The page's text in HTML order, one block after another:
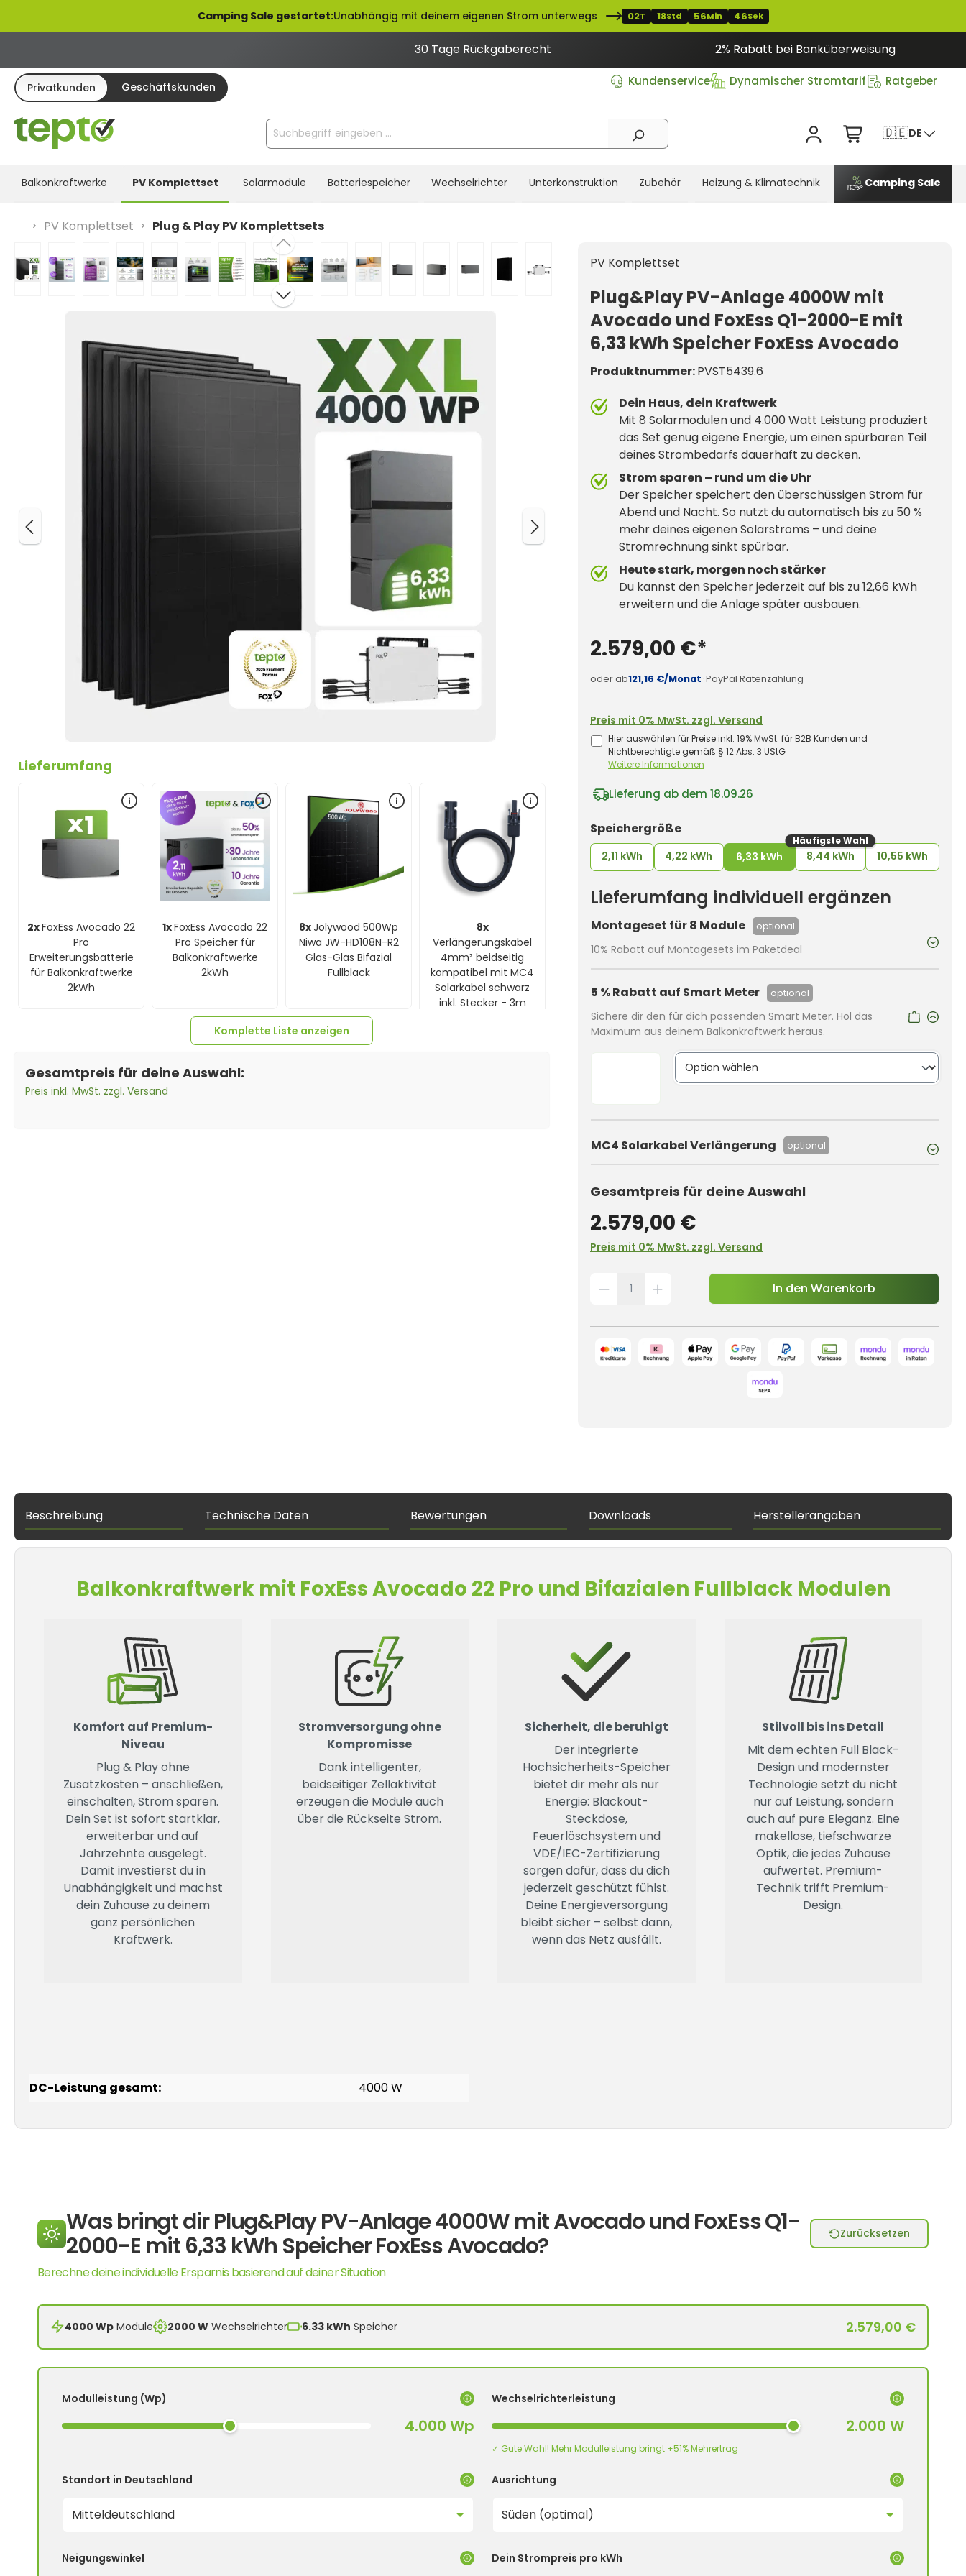
Zur Hauptnavigation springenCamping Sale gestartet:Unabhängig mit deinem eigenen Strom unterwegs 02T 18Std 56Min 45Sek
30 Tage Rückgaberecht 2% Rabatt bei Banküberweisung
Privatkunden Geschäftskunden Kundenservice Dynamischer Stromtarif Ratgeber
🇩🇪DE
Balkonkraftwerke PV Komplettset Solarmodule Batteriespeicher Wechselrichter Unterkonstruktion Zubehör Heizung & Klimatechnik Camping Sale
PV Komplettset
Plug & Play PV Komplettsets
Lieferumfang
2xFoxEss Avocado 22
Pro
Erweiterungsbatterie
für Balkonkraftwerke
2kWh
1xFoxEss Avocado 22
Pro Speicher für
Balkonkraftwerke
2kWh
8xJolywood 500Wp
Niwa JW-HD108N-R2
Glas-Glas Bifazial
Fullblack
8x
Verlängerungskabel
4mm² beidseitig
kompatibel mit MC4
Solarkabel schwarz
inkl. Stecker - 3m
Komplette Liste anzeigen
Gesamtpreis für deine Auswahl:
Preis inkl. MwSt. zzgl. Versand
PV Komplettset
Plug&Play PV-Anlage 4000W mit
Avocado und FoxEss Q1-2000-E mit
6,33 kWh Speicher FoxEss Avocado
Produktnummer:PVST5439.6
Dein Haus, dein Kraftwerk
Mit 8 Solarmodulen und 4.000 Watt Leistung produziert
das Set genug eigene Energie, um einen spürbaren Teil
deines Strombedarfs dauerhaft zu decken.
Strom sparen – rund um die Uhr
Der Speicher speichert den überschüssigen Strom für
Abend und Nacht. So nutzt du automatisch bis zu 50 %
mehr deines eigenen Solarstroms – und deine
Stromrechnung sinkt spürbar.
Heute stark, morgen noch stärker
Du kannst den Speicher jederzeit auf bis zu 12,66 kWh
erweitern und die Anlage später ausbauen.
2.579,00 €*
oder ab121,16 €/Monat ·PayPal Ratenzahlung
Preis mit 0% MwSt. zzgl. Versand
Hier auswählen für Preise inkl. 19% MwSt. für B2B Kunden und
Nichtberechtigte gemäß § 12 Abs. 3 UStG
Weitere Informationen
Lieferung ab dem 18.09.26
Speichergrößeauswählen
2,11 kWh 4,22 kWh 6,33 kWh
Häufigste Wahl
8,44 kWh 10,55 kWh
Lieferumfang individuell ergänzen
Montageset für 8 Module optional
10% Rabatt auf Montagesets im Paketdeal
5 % Rabatt auf Smart Meter optional
Sichere dir den für dich passenden Smart Meter. Hol das
Maximum aus deinem Balkonkraftwerk heraus.
MC4 Solarkabel Verlängerung optional
Gesamtpreis für deine Auswahl
2.579,00 €
Preis mit 0% MwSt. zzgl. Versand
In den Warenkorb
Beschreibung Technische Daten Bewertungen Downloads Herstellerangaben
Balkonkraftwerk mit FoxEss Avocado 22 Pro und Bifazialen Fullblack Modulen
Komfort auf Premium-
Niveau
Plug & Play ohne
Zusatzkosten – anschließen,
einschalten, Strom sparen.
Dein Set ist sofort startklar,
erweiterbar und auf
Jahrzehnte ausgelegt.
Damit investierst du in
Unabhängigkeit und machst
dein Zuhause zu deinem
ganz persönlichen
Kraftwerk.
Stromversorgung ohne
Kompromisse
Dank intelligenter,
beidseitiger Zellaktivität
erzeugen die Module auch
über die Rückseite Strom.
Sicherheit, die beruhigt
Der integrierte
Hochsicherheits-Speicher
bietet dir mehr als nur
Energie: Blackout-
Steckdose,
Feuerlöschsystem und
VDE/IEC-Zertifizierung
sorgen dafür, dass du dich
jederzeit geschützt fühlst.
Deine Energieversorgung
bleibt sicher – selbst dann,
wenn das Netz ausfällt.
Stilvoll bis ins Detail
Mit dem echten Full Black-
Design und modernster
Technologie setzt du nicht
nur auf Leistung, sondern
auch auf pure Eleganz. Eine
makellose, tiefschwarze
Optik, die jedes Zuhause
aufwertet. Premium-
Technik trifft Premium-
Design.
DC-Leistung gesamt: 4000 W
Was bringt dir Plug&Play PV-Anlage 4000W mit Avocado und FoxEss Q1-
2000-E mit 6,33 kWh Speicher FoxEss Avocado?
Zurücksetzen
Berechne deine individuelle Ersparnis basierend auf deiner Situation
4000 Wp Module 2000 W Wechselrichter 6.33 kWh Speicher 2.579,00 €
Modulleistung (Wp)
4.000 Wp
Wechselrichterleistung
2.000 W
✓ Gute Wahl! Mehr Modulleistung bringt +51% Mehrertrag
Standort in Deutschland Ausrichtung
Neigungswinkel Dein Strompreis pro kWh